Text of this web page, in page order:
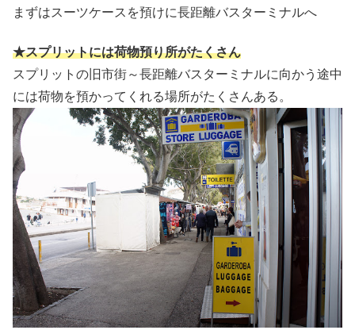
まずはスーツケースを預けに長距離バスターミナルへ
★スプリットには荷物預り所がたくさん
スプリットの旧市街～長距離バスターミナルに向かう途中
には荷物を預かってくれる場所がたくさんある。